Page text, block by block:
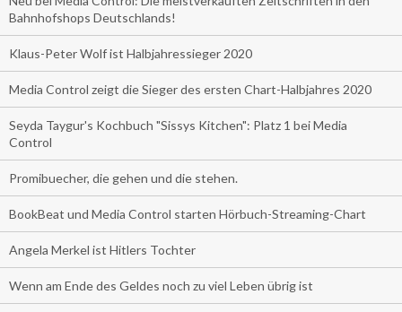
Bahnhofshops Deutschlands!
Klaus-Peter Wolf ist Halbjahressieger 2020
Media Control zeigt die Sieger des ersten Chart-Halbjahres 2020
Seyda Taygur's Kochbuch "Sissys Kitchen": Platz 1 bei Media
Control
Promibuecher, die gehen und die stehen.
BookBeat und Media Control starten Hörbuch-Streaming-Chart
Angela Merkel ist Hitlers Tochter
Wenn am Ende des Geldes noch zu viel Leben übrig ist